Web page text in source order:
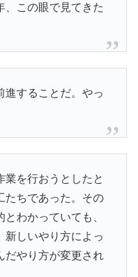
、この眼で見てきた
進することだ。やっ
業を行おうとしたと
たちであった。その
わかっていても、
新しいやり方によっ
だやり方が変更され